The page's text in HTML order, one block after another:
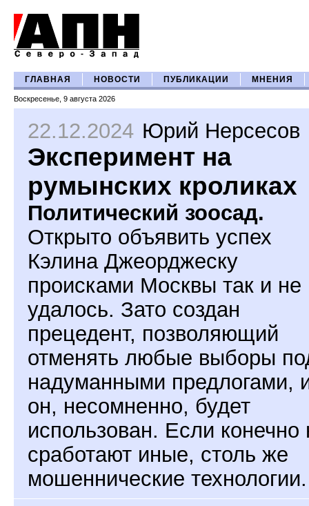
ГЛАВНАЯ НОВОСТИ ПУБЛИКАЦИИ МНЕНИЯ
Воскресенье, 9 августа 2026
22.12.2024 Юрий Нерсесов
Эксперимент на
румынских кроликах
Политический зоосад.
Открыто объявить успех
Кэлина Джеорджеску
происками Москвы так и не
удалось. Зато создан
прецедент, позволяющий
отменять любые выборы
надуманными предлогами,
он, несомненно, будет
использован. Если конечно
сработают иные, столь же
мошеннические технологии.